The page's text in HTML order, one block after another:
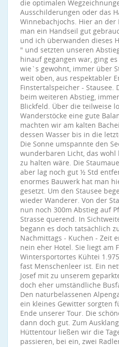
die optimalen
Ausschilderungen oder das
Winnebachjochs. Hier an
man ein Handseil gut
und ich überwanden dieses
" und setzten unseren
hinauf gegangen war, ging
wie`s gewohnt, immer über
weit oben, aus respektabler
Finstertalspeicher - Stausee.
beim weiteren Abstieg,
Blickfeld. Über die teilweise
Wanderstöcke eine gute
machten wir am kalten
dessen Wasser bis in die
Die Sonne umspannte den
wunderbaren Licht, das wohl
zu halten wäre. Die
aber lag noch gut ½ Std
enormes Bauwerk hat man
gesetzt. Um den Stausee
wieder Wanderer. Von der
nun noch 300m Abstieg auf
Strasse querend. In
begann es doch tatsächlich
Nachmittags - Kuchen - Zeit
nein eher Hotel. Sie liegt am
Wintersportortes Kühtei
fast Menschenleer ist. Ein
Josef mit zu unserem
doch eher umständliche
Den naturbelassenen
ein kleines Gewitter sorgten
Ende unserer Tour. Die
dann doch gut. Zum
Hüttentour ließen wir die
passieren, bei ein, zwei